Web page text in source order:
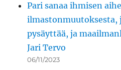
Pari sanaa ihmisen
ilmastonmuutoksesta,
pysäyttää, ja
Jari Tervo
06/11/2023